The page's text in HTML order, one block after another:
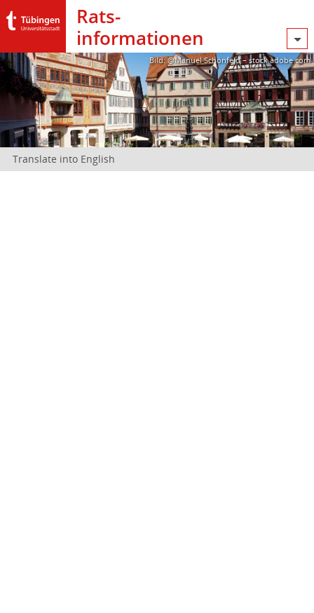
Rats­
informationen
Bild: @Manuel Schönfeld – stock.adobe.com
Translate into English